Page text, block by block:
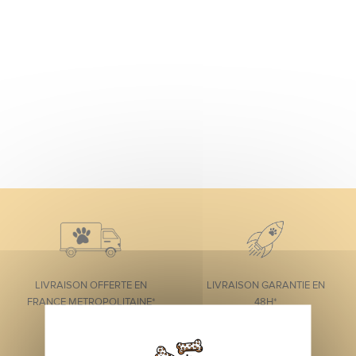
LIVRAISON OFFERTE EN
FRANCE METROPOLITAINE*
LIVRAISON GARANTIE EN
48H*